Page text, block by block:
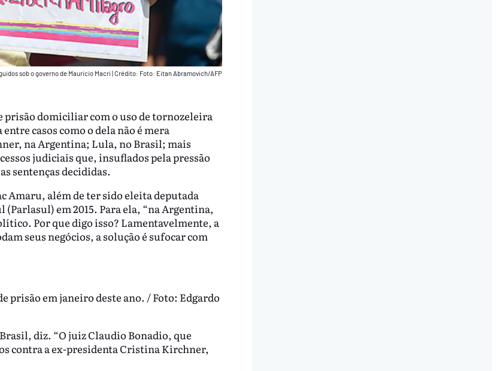
sob o governo de Mauricio Macri Crédito: Foto: Eitan Abramovich/AFP
prisão domiciliar com o uso de tornozeleira
casos como o dela não é mera
na Argentina; Lula, no Brasil; mais
judiciais que, insuflados pela pressão
sentenças decididas.
Amaru, além de ter sido eleita deputada
em 2015. Para ela, “na Argentina,
Por que digo isso? Lamentavelmente, a
seus negócios, a solução é sufocar com
prisão em janeiro deste ano. / Foto: Edgardo
diz. “O juiz Claudio Bonadio, que
contra a ex-presidenta Cristina Kirchner,